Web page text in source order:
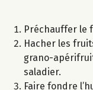
Préchauffer le
Hacher les
grano-
saladier.
Faire fondre